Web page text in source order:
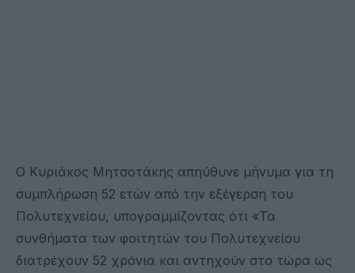
Ο Κυριάκος Μητσοτάκης απηύθυνε μήνυμα για τη
συμπλήρωση 52 ετών από την εξέγερση του
Πολυτεχνείου, υπογραμμίζοντας ότι «Τα
συνθήματα των φοιτητών του Πολυτεχνείου
διατρέχουν 52 χρόνια και αντηχούν στο τώρα ως